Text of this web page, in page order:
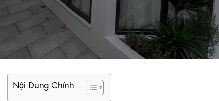
Nội Dung Chính